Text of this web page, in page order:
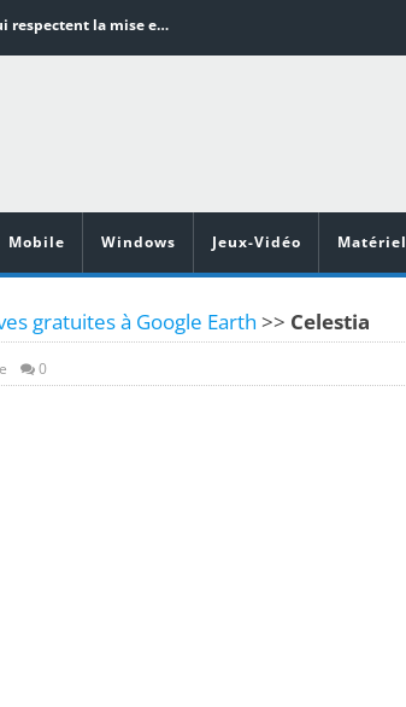
Word en PDF : les outils qui respectent la mise en page
Vidéoprojecteurs Asus : Top 6 des meilleurs modèles de la marque
Mobile Windows Jeux-Vidéo Matériel
gratuites à Google Earth >> Celestia
0